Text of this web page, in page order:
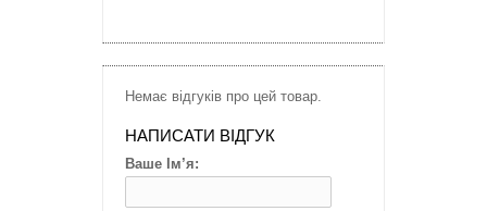
Немає відгуків про цей товар.
НАПИСАТИ ВІДГУК
Ваше Ім’я: